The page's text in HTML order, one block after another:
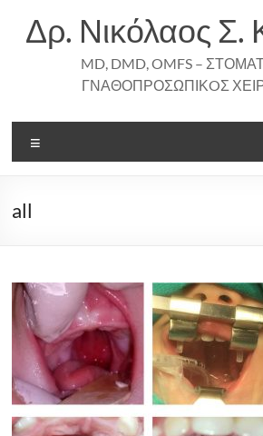
contentΔρ. Νικόλαος Σ.
MD, DMD, OMFS –
ΓΝΑΘΟΠΡΟΣΩΠΙΚOΣ
all